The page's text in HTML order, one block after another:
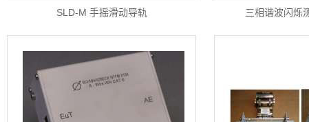
SLD-M 手摇滑动导轨 三相谐波闪烁